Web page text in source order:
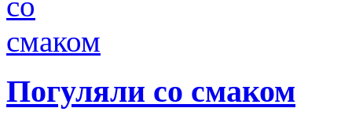
Погуляли со смаком